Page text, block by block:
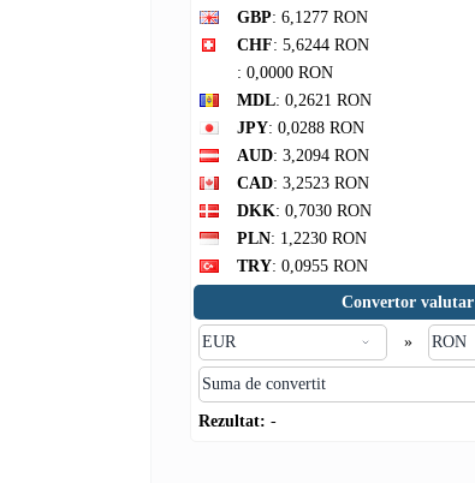
GBP: 6,1277 RON
CHF: 5,6244 RON
: 0,0000 RON
MDL: 0,2621 RON
JPY: 0,0288 RON
AUD: 3,2094 RON
CAD: 3,2523 RON
DKK: 0,7030 RON
PLN: 1,2230 RON
TRY: 0,0955 RON
Convertor valutar
»
Rezultat: -